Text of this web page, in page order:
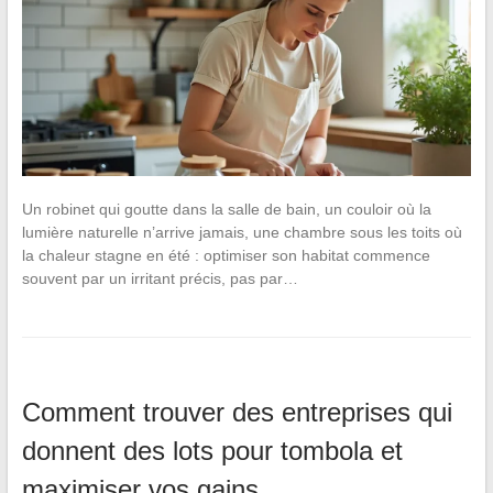
Un robinet qui goutte dans la salle de bain, un couloir où la
lumière naturelle n’arrive jamais, une chambre sous les toits où
la chaleur stagne en été : optimiser son habitat commence
souvent par un irritant précis, pas par…
Comment trouver des entreprises qui
donnent des lots pour tombola et